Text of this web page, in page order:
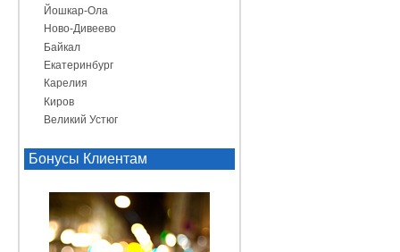
Йошкар-Ола
Ново-Дивеево
Байкал
Екатеринбург
Карелия
Киров
Великий Устюг
Бонусы Клиентам